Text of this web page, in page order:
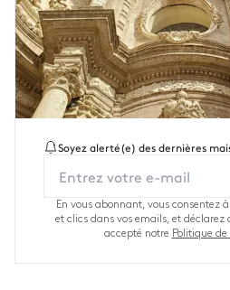
Soyez alerté(e) des dernières
En vous abonnant, vous consentez
et clics dans vos emails, et déclarez
accepté notre Politique